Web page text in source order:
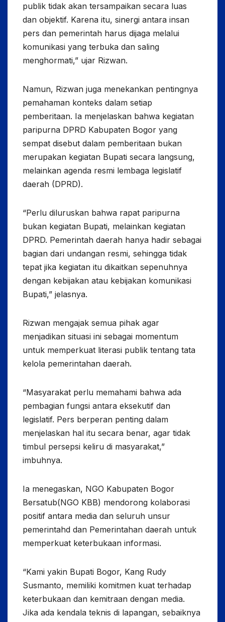
publik tidak akan tersampaikan secara luas
dan objektif. Karena itu, sinergi antara insan
pers dan pemerintah harus dijaga melalui
komunikasi yang terbuka dan saling
menghormati,” ujar Rizwan.
Namun, Rizwan juga menekankan pentingnya
pemahaman konteks dalam setiap
pemberitaan. Ia menjelaskan bahwa kegiatan
paripurna DPRD Kabupaten Bogor yang
sempat disebut dalam pemberitaan bukan
merupakan kegiatan Bupati secara langsung,
melainkan agenda resmi lembaga legislatif
daerah (DPRD).
“Perlu diluruskan bahwa rapat paripurna
bukan kegiatan Bupati, melainkan kegiatan
DPRD. Pemerintah daerah hanya hadir sebagai
bagian dari undangan resmi, sehingga tidak
tepat jika kegiatan itu dikaitkan sepenuhnya
dengan kebijakan atau kebijakan komunikasi
Bupati,” jelasnya.
Rizwan mengajak semua pihak agar
menjadikan situasi ini sebagai momentum
untuk memperkuat literasi publik tentang tata
kelola pemerintahan daerah.
“Masyarakat perlu memahami bahwa ada
pembagian fungsi antara eksekutif dan
legislatif. Pers berperan penting dalam
menjelaskan hal itu secara benar, agar tidak
timbul persepsi keliru di masyarakat,”
imbuhnya.
Ia menegaskan, NGO Kabupaten Bogor
Bersatub(NGO KBB) mendorong kolaborasi
positif antara media dan seluruh unsur
pemerintahd dan Pemerintahan daerah untuk
memperkuat keterbukaan informasi.
“Kami yakin Bupati Bogor, Kang Rudy
Susmanto, memiliki komitmen kuat terhadap
keterbukaan dan kemitraan dengan media.
Jika ada kendala teknis di lapangan, sebaiknya